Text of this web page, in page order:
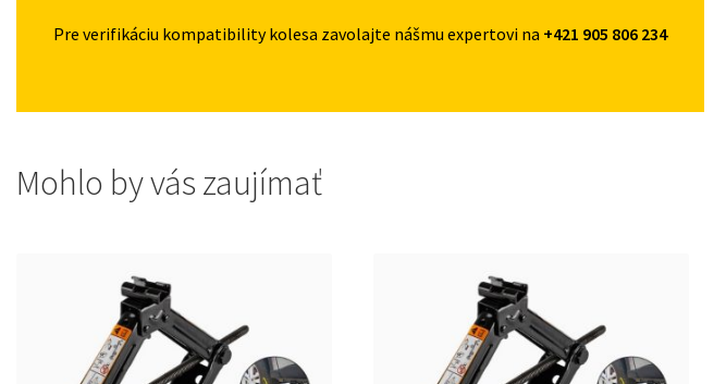
Pre verifikáciu kompatibility kolesa zavolajte nášmu expertovi na +421 905 806 234
Mohlo by vás zaujímať